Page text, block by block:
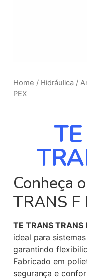
Home / Hidráulica /
PEX
Conheça
TRANS F
TE TRANS TRANS
ideal para
garantindo
Fabricado em
segurança e